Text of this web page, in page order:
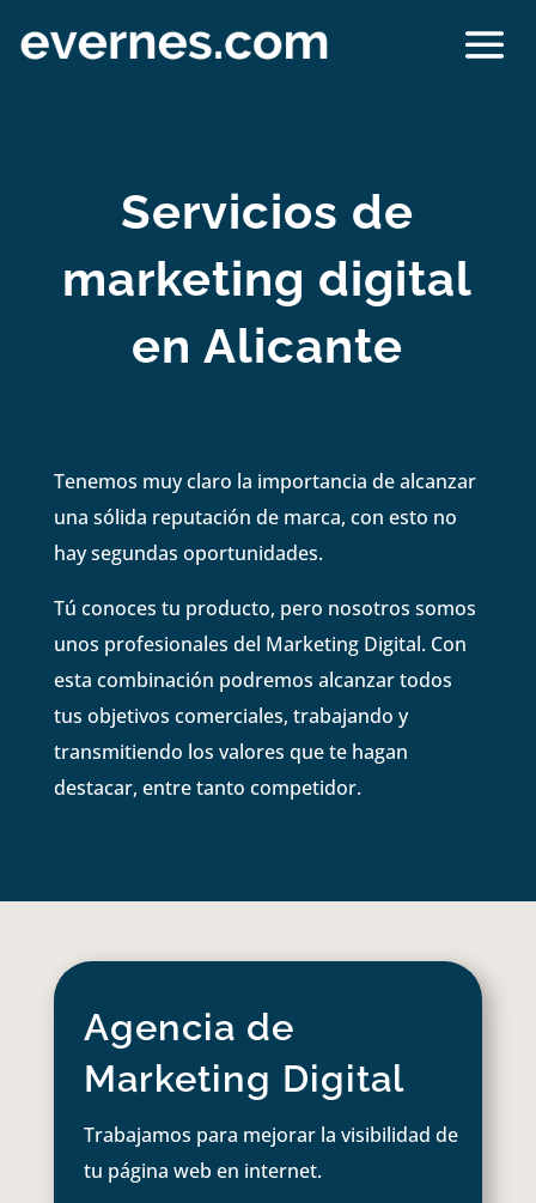
Servicios de
marketing digital
en Alicante
Tenemos muy claro la importancia de alcanzar
una sólida reputación de marca, con esto no
hay segundas oportunidades.
Tú conoces tu producto, pero nosotros somos
unos profesionales del Marketing Digital. Con
esta combinación podremos alcanzar todos
tus objetivos comerciales, trabajando y
transmitiendo los valores que te hagan
destacar, entre tanto competidor.
Agencia de
Marketing Digital
Trabajamos para mejorar la visibilidad de
tu página web en internet.